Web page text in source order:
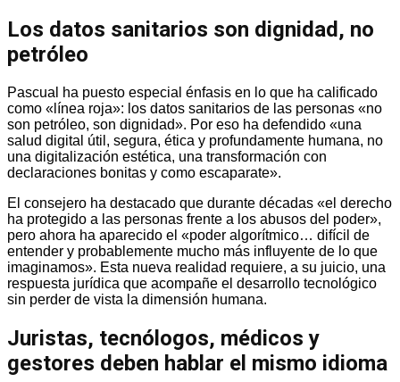
Los datos sanitarios son dignidad, no
petróleo
Pascual ha puesto especial énfasis en lo que ha calificado
como «línea roja»: los datos sanitarios de las personas «no
son petróleo, son dignidad». Por eso ha defendido «una
salud digital útil, segura, ética y profundamente humana, no
una digitalización estética, una transformación con
declaraciones bonitas y como escaparate».
El consejero ha destacado que durante décadas «el derecho
ha protegido a las personas frente a los abusos del poder»,
pero ahora ha aparecido el «poder algorítmico… difícil de
entender y probablemente mucho más influyente de lo que
imaginamos». Esta nueva realidad requiere, a su juicio, una
respuesta jurídica que acompañe el desarrollo tecnológico
sin perder de vista la dimensión humana.
Juristas, tecnólogos, médicos y
gestores deben hablar el mismo idioma